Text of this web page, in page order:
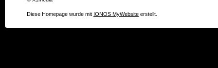
Diese Homepage wurde mit IONOS MyWebsite erstellt.